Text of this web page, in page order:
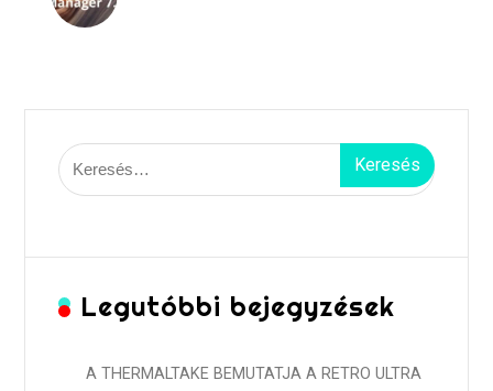
Keresés:
Legutóbbi bejegyzések
A THERMALTAKE BEMUTATJA A RETRO ULTRA